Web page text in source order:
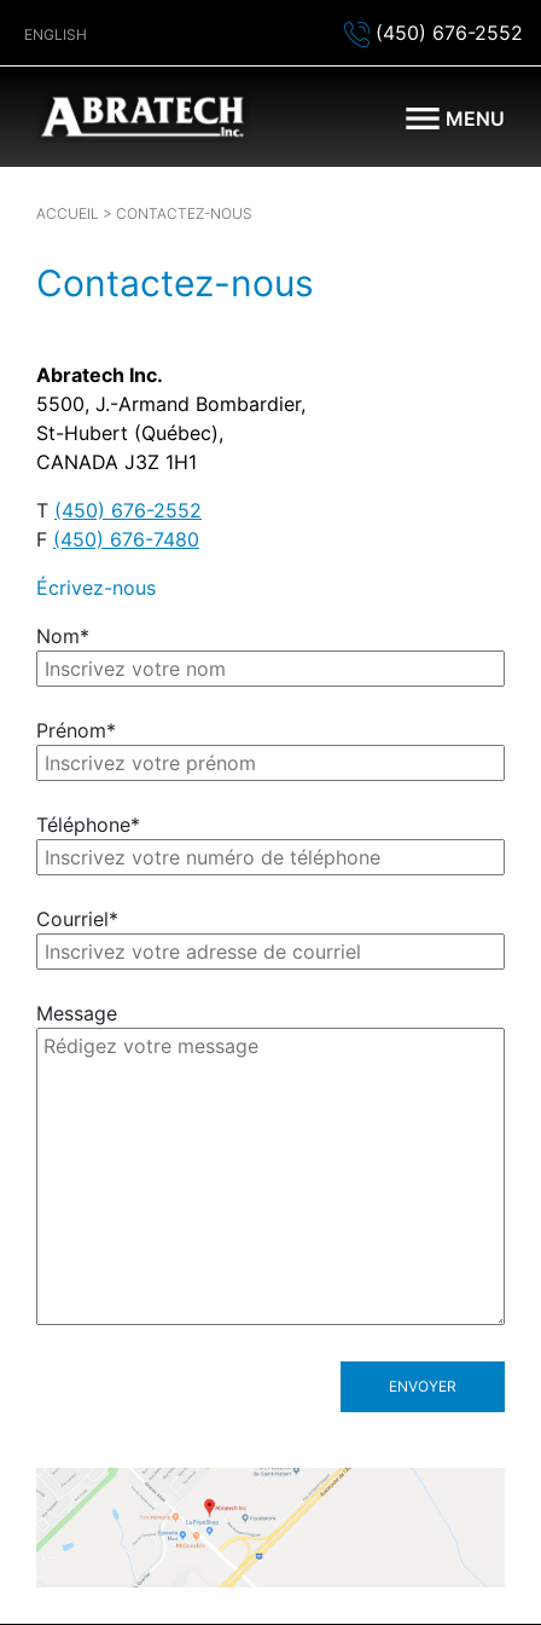
ENGLISH (450) 676-2552
MENU
ACCUEIL > CONTACTEZ-NOUS
Contactez-nous
Abratech Inc.
5500, J.-Armand Bombardier,
St-Hubert (Québec),
CANADA J3Z 1H1
T (450) 676-2552
F (450) 676-7480
Écrivez-nous
Nom*
Prénom*
Téléphone*
Courriel*
Message